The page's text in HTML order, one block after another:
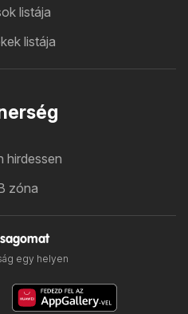
listája
listája
hirdessen
zóna
egy helyen